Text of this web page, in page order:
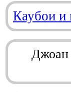
Каубои и
Джоан